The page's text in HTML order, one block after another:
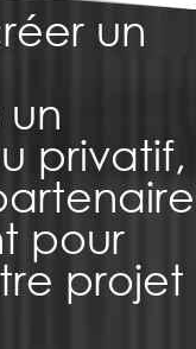
un
privatif,
pour
projet